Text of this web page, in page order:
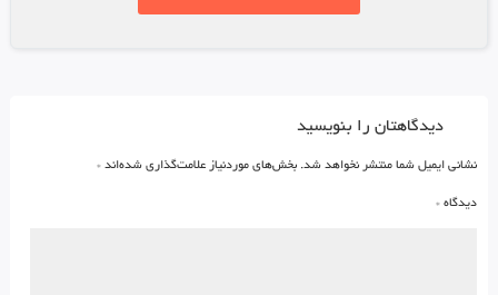
دیدگاهتان را بنویسید
نشانی ایمیل شما منتشر نخواهد شد. بخش‌های موردنیاز علامت‌گذاری شده‌اند *
دیدگاه *